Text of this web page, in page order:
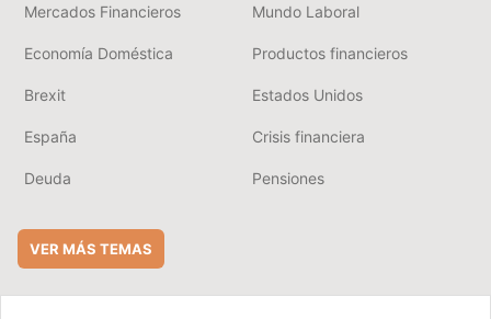
Mercados Financieros Mundo Laboral
Economía Doméstica Productos financieros
Brexit Estados Unidos
España Crisis financiera
Deuda Pensiones
VER MÁS TEMAS